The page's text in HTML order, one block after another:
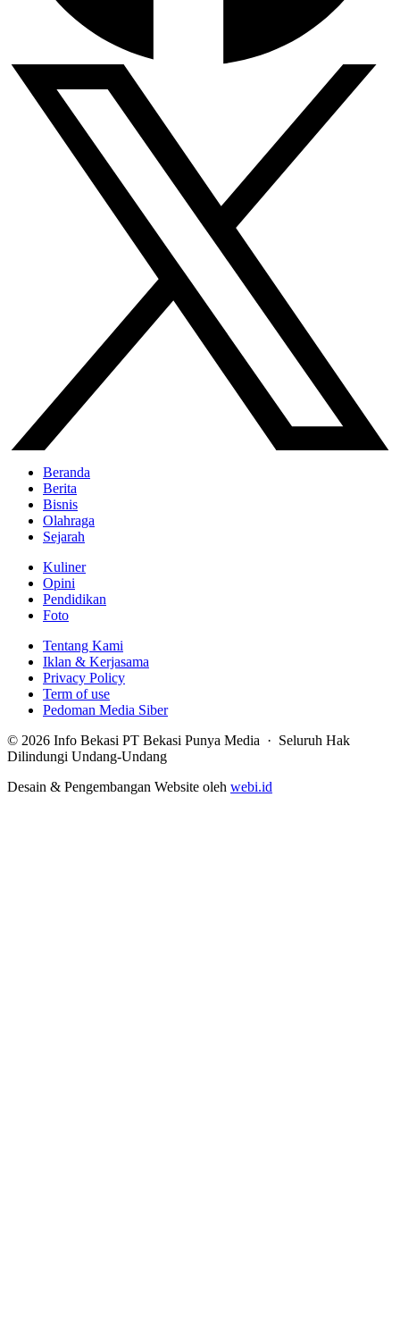
Beranda
Berita
Bisnis
Olahraga
Sejarah
Kuliner
Opini
Pendidikan
Foto
Tentang Kami
Iklan & Kerjasama
Privacy Policy
Term of use
Pedoman Media Siber
© 2026 Info Bekasi PT Bekasi Punya Media · Seluruh Hak
Dilindungi Undang-Undang
Desain & Pengembangan Website oleh webi.id